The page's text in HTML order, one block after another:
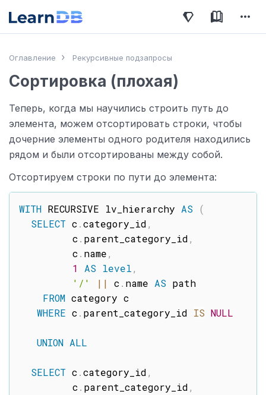
Оглавление Рекурсивные подзапросы
Сортировка (плохая)
Теперь, когда мы научились строить путь до
элемента, можем отсортировать строки, чтобы
дочерние элементы одного родителя находились
рядом и были отсортированы между собой.
Отсортируем строки по пути до элемента:
WITH RECURSIVE lv_hierarchy AS
(
SELECT c.category_id,
         c
. parent_category_id,
         c
. name,
1
AS level,
'/'
|| c. name AS path
FROM category c
WHERE c. parent_category_id IS NULL
UNION ALL
SELECT c.category_id,
         c
. parent_category_id,